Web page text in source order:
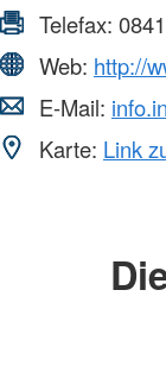
Telefax:
Web: http://
E-Mail:
Karte: Link